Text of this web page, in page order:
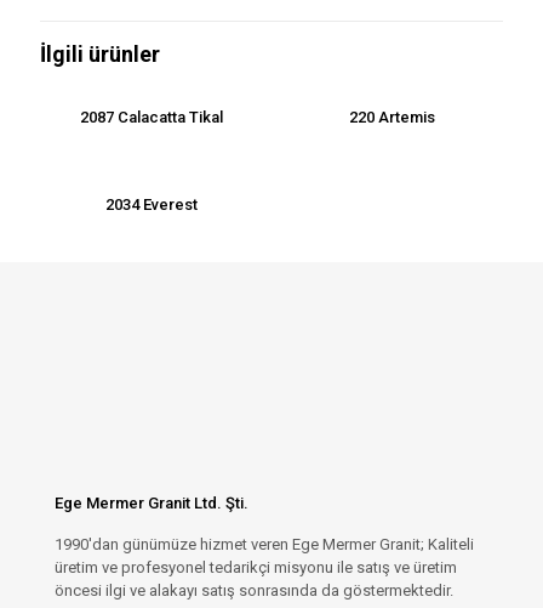
İlgili ürünler
2087 Calacatta Tikal 220 Artemis
2034 Everest
Ege Mermer Granit Ltd. Şti.
1990'dan günümüze hizmet veren Ege Mermer Granit; Kaliteli
üretim ve profesyonel tedarikçi misyonu ile satış ve üretim
öncesi ilgi ve alakayı satış sonrasında da göstermektedir.